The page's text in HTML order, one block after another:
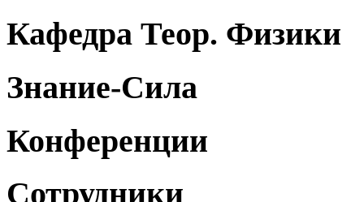
Кафедра Теор. Физики
Знание-Сила
Конференции
Сотрудники